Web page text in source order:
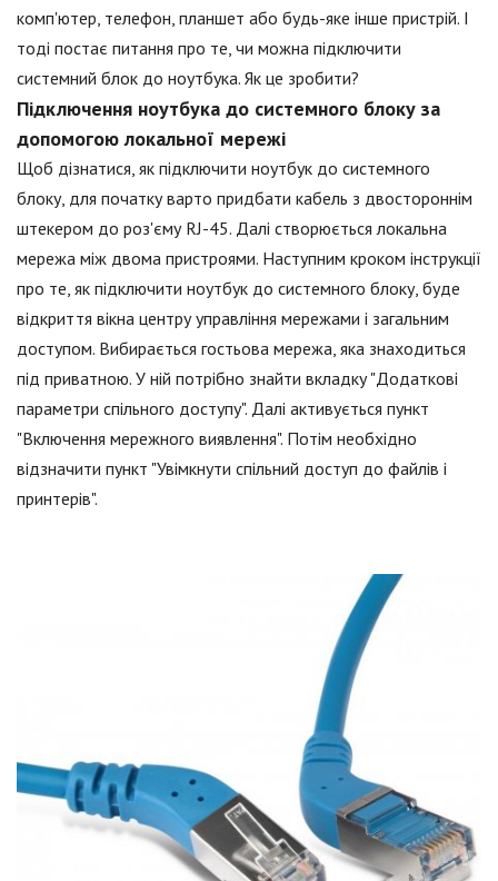
комп'ютер, телефон, планшет або будь-яке інше пристрій. І
тоді постає питання про те, чи можна підключити
системний блок до ноутбука. Як це зробити?
Підключення ноутбука до системного блоку за
допомогою локальної мережі
Щоб дізнатися, як підключити ноутбук до системного
блоку, для початку варто придбати кабель з двостороннім
штекером до роз'єму RJ-45. Далі створюється локальна
мережа між двома пристроями. Наступним кроком інструкції
про те, як підключити ноутбук до системного блоку, буде
відкриття вікна центру управління мережами і загальним
доступом. Вибирається гостьова мережа, яка знаходиться
під приватною. У ній потрібно знайти вкладку "Додаткові
параметри спільного доступу". Далі активується пункт
"Включення мережного виявлення". Потім необхідно
відзначити пункт "Увімкнути спільний доступ до файлів і
принтерів".